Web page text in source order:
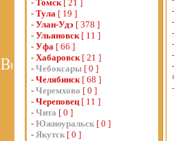
- Томск[ 21 ]
- Тула [ 19 ]
- Улан-Удэ [ 378 ]
- Ульяновск[ 11 ]
- Уфа [ 66 ]
- Хабаровск[ 21 ]
- Чебоксары [ 0 ]
- Челябинск[ 68 ]
- Черемхово [ 0 ]
- Череповец[ 11 ]
- Чита [ 0 ]
- Южноуральск [ 0 ]
- Якутск [ 0 ]
-
-
-
-
-
-
-